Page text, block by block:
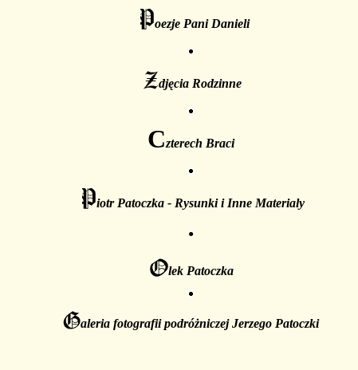
oezje Pani Danieli
djęcia Rodzinne
Czterech Braci
iotr Patoczka - Rysunki i Inne Materialy
●
lek Patoczka
aleria fotografii podróżniczej Jerzego Patoczki